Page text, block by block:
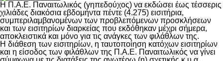
Η Π.Α.Ε. Παναιτωλικός (γηπεδούχος) να εκδώσει έως τέσσερις
χιλιάδες διακόσια εβδομήντα πέντε (4.275) εισιτήρια,
συμπεριλαμβανομένων των προβλεπόμενων προσκλήσεων
και των εισιτηρίων διαρκείας που εκδόθηκαν μέχρι σήμερα,
αποκλειστικά και μόνο για τις ανάγκες των φιλάθλων της.
Η διάθεση των εισιτηρίων, η ταυτοποίηση κατόχων εισιτηρίων
και η είσοδος των φιλάθλων της Π.Α.Ε. Παναιτωλικός να γίνει